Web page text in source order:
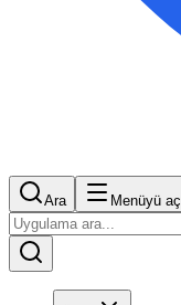
Ara Menüyü aç